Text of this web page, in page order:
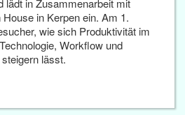
in Kerpen ein. Am 1.
wie sich Produktivität im
Workflow und
lässt.